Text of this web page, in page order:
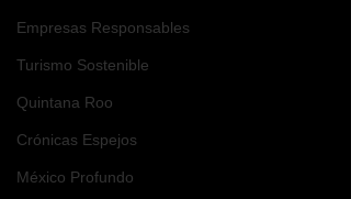
Empresas Responsables
Turismo Sostenible
Quintana Roo
Crónicas Espejos
México Profundo